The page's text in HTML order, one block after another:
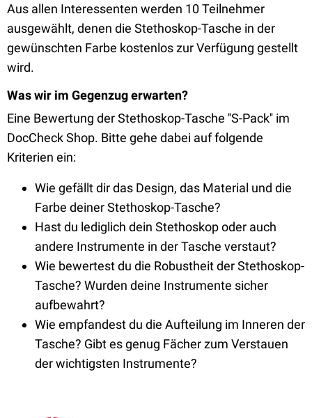
Aus allen Interessenten werden 10 Teilnehmer
ausgewählt, denen die Stethoskop-Tasche in der
gewünschten Farbe kostenlos zur Verfügung gestellt
wird.
Was wir im Gegenzug erwarten?
Eine Bewertung der Stethoskop-Tasche ''S-Pack'' im
DocCheck Shop. Bitte gehe dabei auf folgende
Kriterien ein:
Wie gefällt dir das Design, das Material und die
Farbe deiner Stethoskop-Tasche?
Hast du lediglich dein Stethoskop oder auch
andere Instrumente in der Tasche verstaut?
Wie bewertest du die Robustheit der Stethoskop-
Tasche? Wurden deine Instrumente sicher
aufbewahrt?
Wie empfandest du die Aufteilung im Inneren der
Tasche? Gibt es genug Fächer zum Verstauen
der wichtigsten Instrumente?